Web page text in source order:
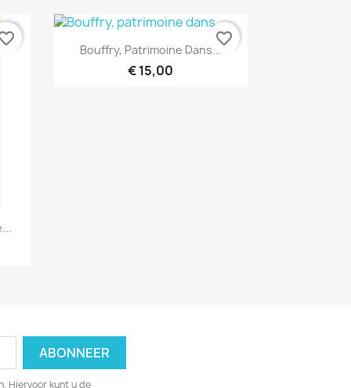
Snel bekijken
Bouffry, Patrimoine Dans...
€ 15,00
favorite_border
Hiervoor kunt u de